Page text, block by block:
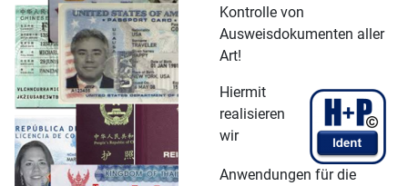
Kontrolle von
Ausweisdokumenten aller
Art!
Hiermit
realisieren
wir
Anwendungen für die